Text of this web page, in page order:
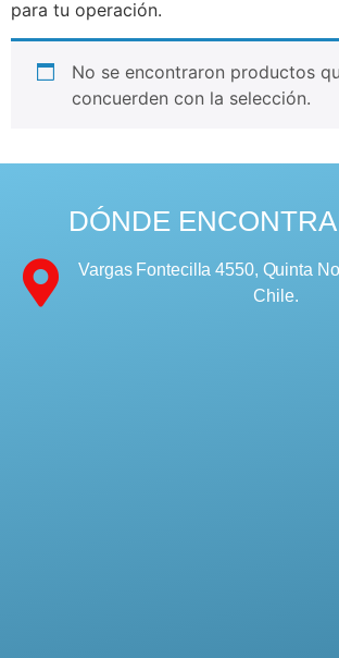
para tu operación.
No se encontraron productos
concuerden con la selección.
DÓNDE
Vargas Fontecilla 4550, Quinta
Chile.